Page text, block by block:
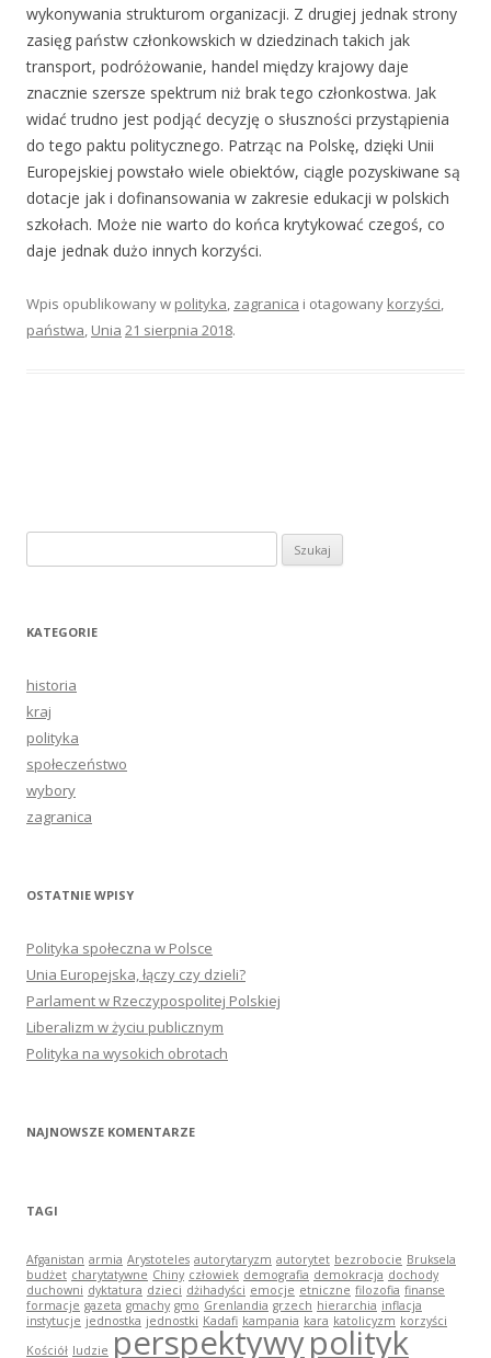
wykonywania strukturom organizacji. Z drugiej jednak strony
zasięg państw członkowskich w dziedzinach takich jak
transport, podróżowanie, handel między krajowy daje
znacznie szersze spektrum niż brak tego członkostwa. Jak
widać trudno jest podjąć decyzję o słuszności przystąpienia
do tego paktu politycznego. Patrząc na Polskę, dzięki Unii
Europejskiej powstało wiele obiektów, ciągle pozyskiwane są
dotacje jak i dofinansowania w zakresie edukacji w polskich
szkołach. Może nie warto do końca krytykować czegoś, co
daje jednak dużo innych korzyści.
Wpis opublikowany w polityka, zagranica i otagowany korzyści,
państwa, Unia 21 sierpnia 2018.
KATEGORIE
historia
kraj
polityka
społeczeństwo
wybory
zagranica
OSTATNIE WPISY
Polityka społeczna w Polsce
Unia Europejska, łączy czy dzieli?
Parlament w Rzeczypospolitej Polskiej
Liberalizm w życiu publicznym
Polityka na wysokich obrotach
NAJNOWSZE KOMENTARZE
TAGI
Afganistan armia Arystoteles autorytaryzm autorytet bezrobocie Bruksela
budżet charytatywne Chiny człowiek demografia demokracja dochody
duchowni dyktatura dzieci dżihadyści emocje etniczne filozofia finanse
formacje gazeta gmachy gmo Grenlandia grzech hierarchia inflacja
instytucje jednostka jednostki Kadafi kampania kara katolicyzm korzyści
Kościół ludzie perspektywypolityk